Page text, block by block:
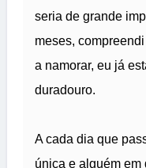
seria de grande
meses,
a namorar, eu já
duradouro.
A cada dia que
única e alguém em